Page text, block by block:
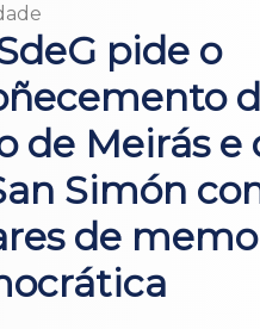
pide o
de Meirás e
Simón
de